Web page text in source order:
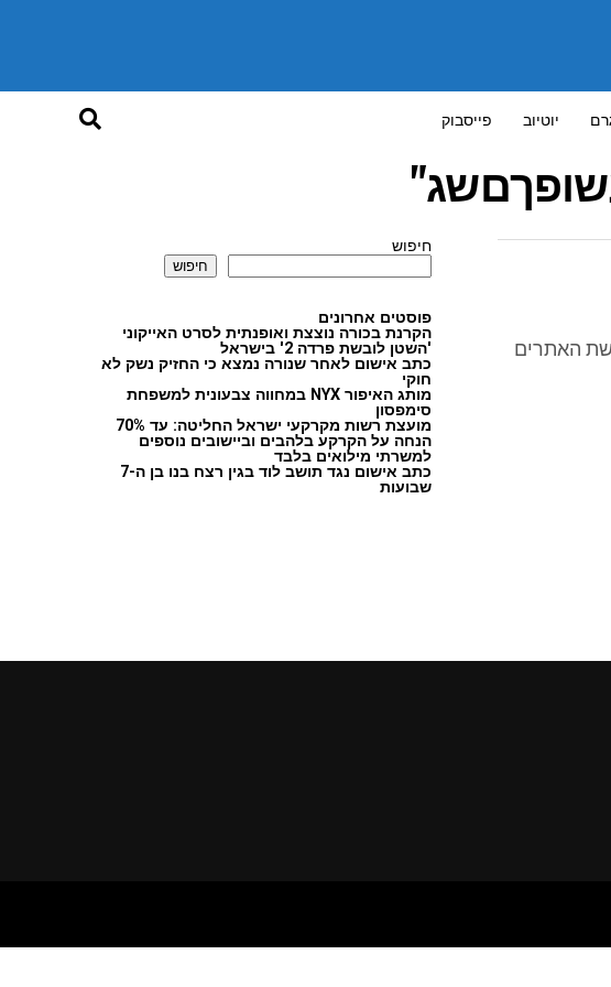
יוטיוב פייסבוק
האתרים
חיפוש
חיפוש
פוסטים אחרונים
הקרנת בכורה נוצצת ואופנתית לסרט האייקוני
'השטן לובשת פרדה 2' בישראל
כתב אישום לאחר שנורה נמצא כי החזיק נשק לא
חוקי
מותג האיפור NYX במחווה צבעונית למשפחת
סימפסון
מועצת רשות מקרקעי ישראל החליטה: עד 70%
הנחה על הקרקע בלהבים וביישובים נוספים
למשרתי מילואים בלבד
כתב אישום נגד תושב לוד בגין רצח בנו בן ה-7
שבועות